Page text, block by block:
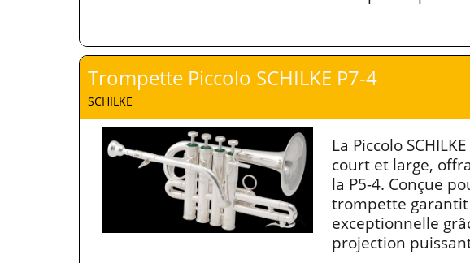
Trompette Piccolo SCHILKE P7-4
SCHILKE
La Piccolo
court et large,
la P5-4. Conçue
trompette
exceptionnelle
projection